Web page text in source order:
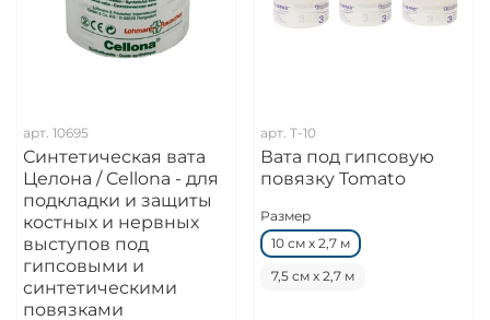
арт. 10695
Синтетическая вата
Целона / Cellona - для
подкладки и защиты
костных и нервных
выступов под
гипсовыми и
синтетическими
повязками
арт. T-10
Вата под гипсовую
повязку Tomato
Размер
10 см х 2,7 м
7,5 см х 2,7 м